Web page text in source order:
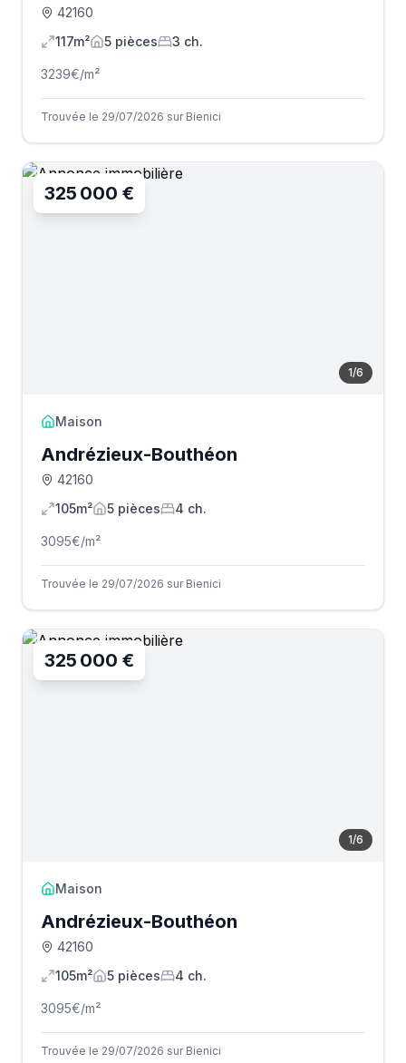
42160
117m²
5 pièces 3 ch.
3239€/m²
Trouvée le 29/07/2026 sur Bienici
1/6
325 000 €
Maison
Andrézieux-Bouthéon
42160
105m²
5 pièces 4 ch.
3095€/m²
Trouvée le 29/07/2026 sur Bienici
1/6
325 000 €
Maison
Andrézieux-Bouthéon
42160
105m²
5 pièces 4 ch.
3095€/m²
Trouvée le 29/07/2026 sur Bienici